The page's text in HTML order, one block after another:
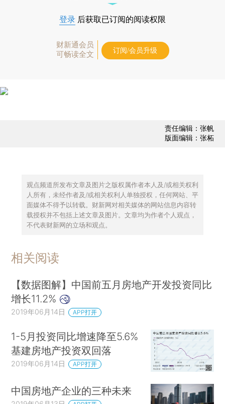
登录 后获取已订阅的阅读权限
财新通会员
可畅读全文
订阅/会员升级
责任编辑：张帆
版面编辑：张柘
观点频道所发布文章及图片之版权属作者本人及/或相关权利
人所有，未经作者及/或相关权利人单独授权，任何网站、平
面媒体不得予以转载。财新网对相关媒体的网站信息内容转
载授权并不包括上述文章及图片。文章均为作者个人观点，
不代表财新网的立场和观点。
相关阅读
【数据图解】中国前五月房地产开发投资同比
增长11.2%
2019年06月14日 APP打开
1-5月投资同比增速降至5.6%
基建房地产投资双回落
2019年06月14日 APP打开
中国房地产企业的三种未来